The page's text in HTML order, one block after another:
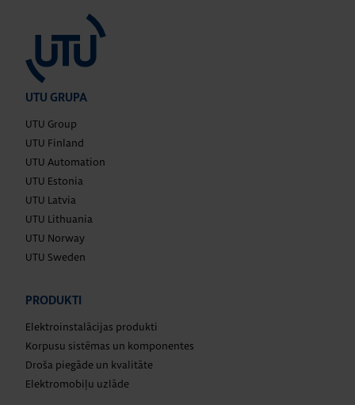
UTU GRUPA
UTU Group
UTU Finland
UTU Automation
UTU Estonia
UTU Latvia
UTU Lithuania
UTU Norway
UTU Sweden
PRODUKTI
Elektroinstalācijas produkti
Korpusu sistēmas un komponentes
Droša piegāde un kvalitāte
Elektromobiļu uzlāde